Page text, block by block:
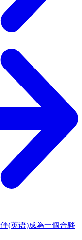
(英语)成為一個合夥